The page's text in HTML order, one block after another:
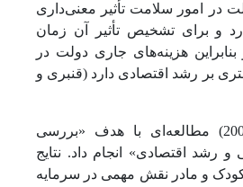
در امور سلامت تأثیر معنی‌داری
و برای تشخیص تأثیر آن زمان
هزینه‌های جاری دولت در
بر رشد اقتصادی دارد (قنبری و
(2005) مطالعه‌ای با هدف «بررسی
و رشد اقتصادی» انجام داد. نتایج
و مادر نقش مهمی در سرمایه